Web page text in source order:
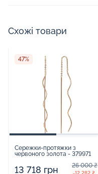
Схожі товари
47%
Сережки-протяжки з
червоного золота - 379971
13 718 грн 26 000 ₴